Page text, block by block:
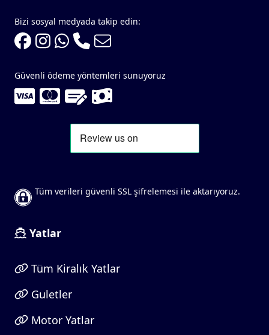
Bizi sosyal medyada takip edin:
Güvenli ödeme yöntemleri sunuyoruz
Tüm verileri güvenli SSL şifrelemesi ile aktarıyoruz.
Yatlar
Tüm Kiralık Yatlar
Guletler
Motor Yatlar